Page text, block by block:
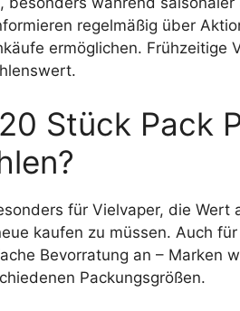
regelmäßig über
ermöglichen. Frühzeitige
Stück Pack
für Vielvaper, die Wert
kaufen zu müssen. Auch
Bevorratung an – Marken
Packungsgrößen.